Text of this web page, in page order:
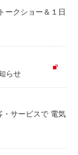
ークショー＆１日
らせ
・サービスで 電気